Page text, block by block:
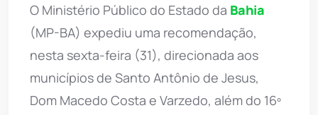
O Ministério Público do Estado da Bahia
(MP-BA) expediu uma recomendação,
nesta sexta-feira (31), direcionada aos
municípios de Santo Antônio de Jesus,
Dom Macedo Costa e Varzedo, além do 16º